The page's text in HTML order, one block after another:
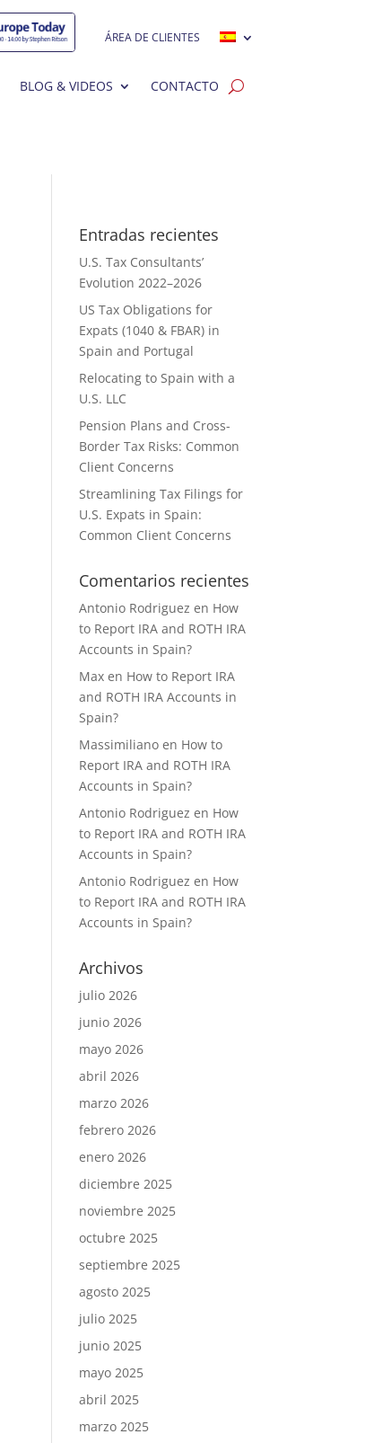
ÁREA DE CLIENTES
BLOG & VIDEOS CONTACTO
Entradas recientes
U.S. Tax Consultants’
Evolution 2022–2026
US Tax Obligations for
Expats (1040 & FBAR) in
Spain and Portugal
Relocating to Spain with a
U.S. LLC
Pension Plans and Cross-
Border Tax Risks: Common
Client Concerns
Streamlining Tax Filings for
U.S. Expats in Spain:
Common Client Concerns
Comentarios recientes
Antonio Rodriguez en How
to Report IRA and ROTH IRA
Accounts in Spain?
Max en How to Report IRA
and ROTH IRA Accounts in
Spain?
Massimiliano en How to
Report IRA and ROTH IRA
Accounts in Spain?
Antonio Rodriguez en How
to Report IRA and ROTH IRA
Accounts in Spain?
Antonio Rodriguez en How
to Report IRA and ROTH IRA
Accounts in Spain?
Archivos
julio 2026
junio 2026
mayo 2026
abril 2026
marzo 2026
febrero 2026
enero 2026
diciembre 2025
noviembre 2025
octubre 2025
septiembre 2025
agosto 2025
julio 2025
junio 2025
mayo 2025
abril 2025
marzo 2025